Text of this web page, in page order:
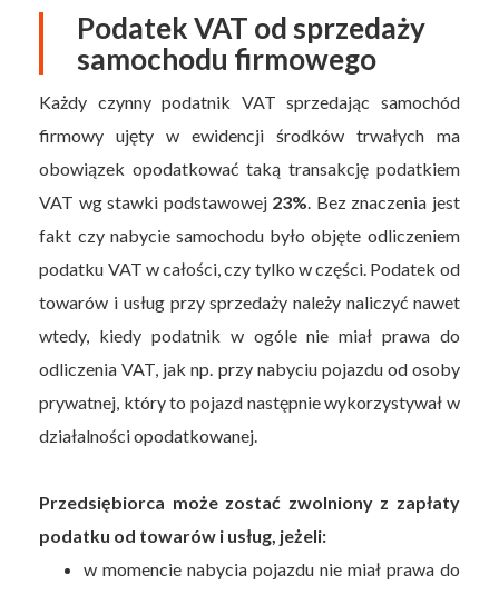
Podatek VAT od sprzedaży
samochodu firmowego
Każdy czynny podatnik VAT sprzedając samochód
firmowy ujęty w ewidencji środków trwałych ma
obowiązek opodatkować taką transakcję podatkiem
VAT wg stawki podstawowej 23% . Bez znaczenia jest
fakt czy nabycie samochodu było objęte odliczeniem
podatku VAT w całości, czy tylko w części. Podatek od
towarów i usług przy sprzedaży należy naliczyć nawet
wtedy, kiedy podatnik w ogóle nie miał prawa do
odliczenia VAT, jak np. przy nabyciu pojazdu od osoby
prywatnej, który to pojazd następnie wykorzystywał w
działalności opodatkowanej.
Przedsiębiorca może zostać zwolniony z zapłaty
podatku od towarów i usług, jeżeli:
w momencie nabycia pojazdu nie miał prawa do